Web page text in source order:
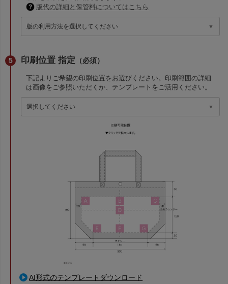
版代の詳細と保管料についてはこちら
印刷位置 指定 （必須）
下記よりご希望の印刷位置をお選びください。印刷範囲の詳細
は画像をご参照いただくか、テンプレートをご活用ください。
AI形式のテンプレートダウンロード